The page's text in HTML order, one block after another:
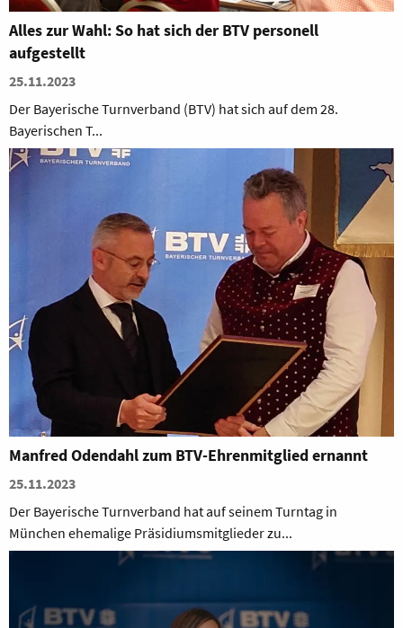
Alles zur Wahl: So hat sich der BTV personell
aufgestellt
25.11.2023
Der Bayerische Turnverband (BTV) hat sich auf dem 28.
Bayerischen T...
Manfred Odendahl zum BTV-Ehrenmitglied ernannt
25.11.2023
Der Bayerische Turnverband hat auf seinem Turntag in
München ehemalige Präsidiumsmitglieder zu...